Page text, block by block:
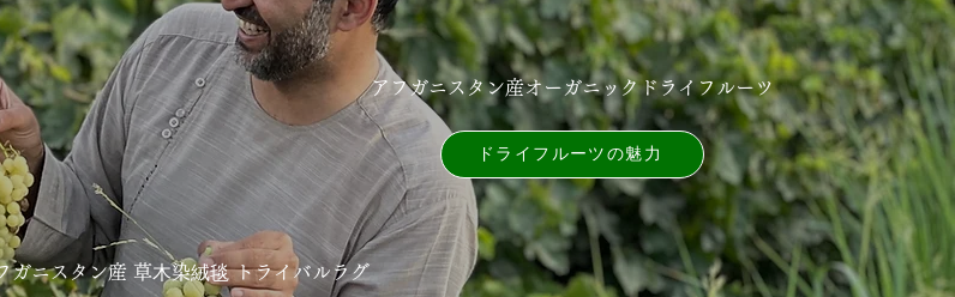
アフガニスタン産オーガニックドライフルーツ
ドライフルーツの魅⼒
ガニスタン産 草⽊染絨毯 トライバルラグ